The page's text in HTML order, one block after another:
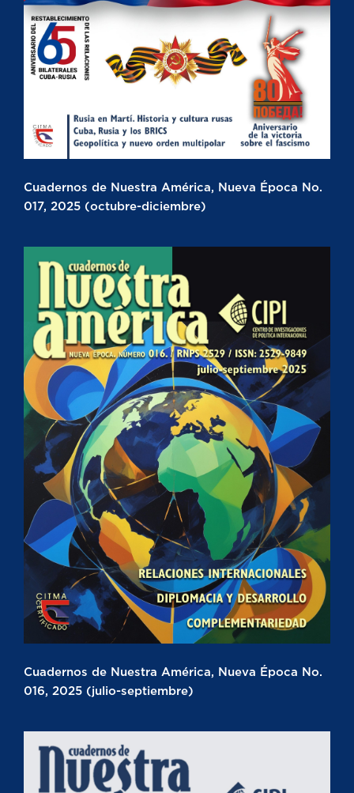
Cuadernos de Nuestra América, Nueva Época No.
017, 2025 (octubre-diciembre)
Cuadernos de Nuestra América, Nueva Época No.
016, 2025 (julio-septiembre)